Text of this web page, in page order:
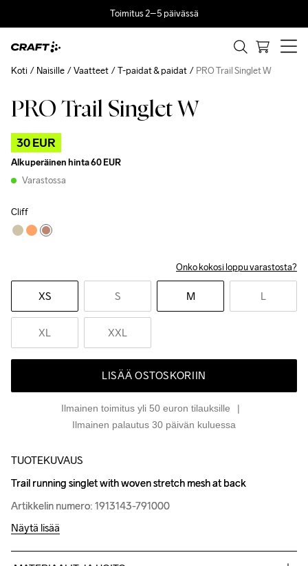
Toimitus 2–5 päivässä
PRO Trail Singlet W
30 EUR
Alkuperäinen hinta60 EUR
Varastossa
Cliff
Onko kokosi loppu varastosta?
XS S M L
XL XXL
LISÄÄ OSTOSKORIIN
Ilmainen toimitus yli 50 euron tilauksille
Ilmainen palautus 30 päivän kuluessa
Koti Naisille Vaatteet T-paidat & paidat PRO Trail Singlet W
Outlet
TUOTEKUVAUS
Trail running singlet with woven stretch mesh at back
Artikkelin numero: 1913143-791000
Trail running singlet with woven stretch mesh at back
Artikkelin numero: 1913143-791000
Näytä lisää